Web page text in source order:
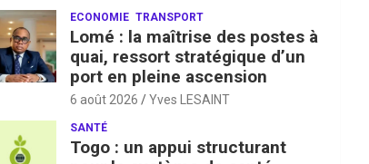
ECONOMIE TRANSPORT
Lomé : la maîtrise des postes à
quai, ressort stratégique d’un
port en pleine ascension
6 août 2026 Yves LESAINT
SANTÉ
Togo : un appui structurant